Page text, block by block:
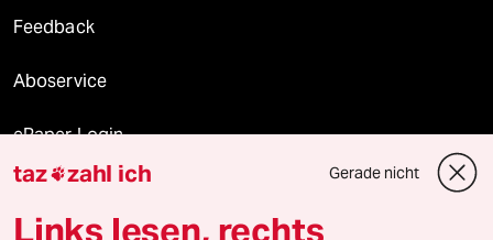
Feedback
Aboservice
ePaper Login
Downloads für Abonnierende
taz zahl ich Gerade nicht
Links lesen, rechts